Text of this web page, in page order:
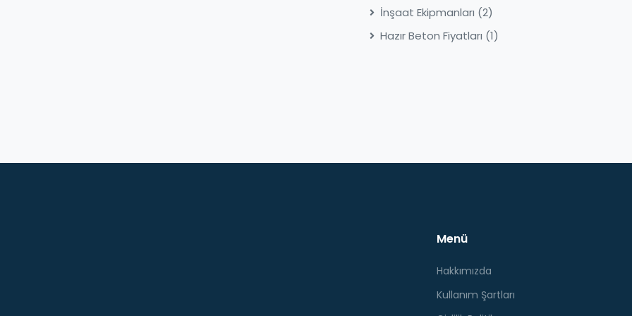
İnşaat Ekipmanları (2)
Hazır Beton Fiyatları (1)
Menü
Hakkımızda
Kullanım Şartları